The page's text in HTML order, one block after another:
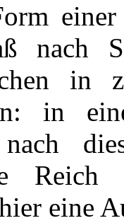
einer
nach
in
in
nach
Reich
eine